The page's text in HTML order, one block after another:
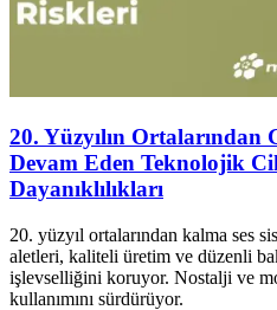
20. Yüzyılın Ortalarından
Devam Eden Teknolojik
Dayanıklılıkları
20. yüzyıl ortalarından kalma ses
aletleri, kaliteli üretim ve düzenli
işlevselliğini koruyor. Nostalji ve
kullanımını sürdürüyor.